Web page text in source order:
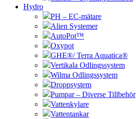
Hydro
PH – EC-mätare
Alien Systemer
AutoPot™
Oxypot
GHE®/ Terra Aquatica®
Vertikala Odlingssystem
Wilma Odlingssystem
Droppsystem
Pumpar – Diverse Tillbehör
Vattenkylare
Vattentankar